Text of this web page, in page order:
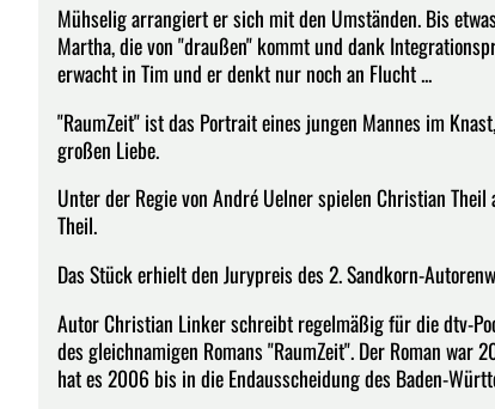
Mühselig arrangiert er sich mit den Umständen. Bis
Martha, die von "draußen" kommt und dank
erwacht in Tim und er denkt nur noch an Flucht ...
"RaumZeit" ist das Portrait eines jungen Mannes im
großen Liebe.
Unter der Regie von André Uelner spielen Christian
Theil.
Das Stück erhielt den Jurypreis des 2. Sandkorn-
Autor Christian Linker schreibt regelmäßig für die dtv-
des gleichnamigen Romans "RaumZeit". Der Roman
hat es 2006 bis in die Endausscheidung des Baden-